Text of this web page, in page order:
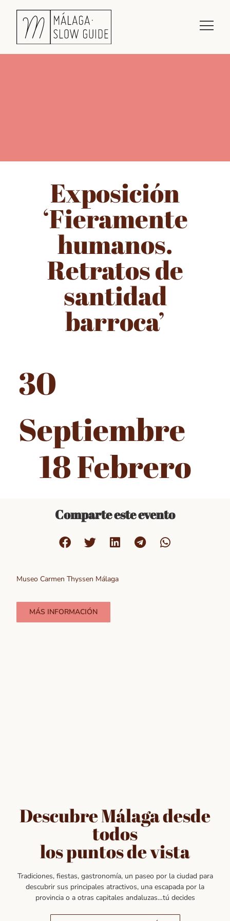
Exposición
‘Fieramente
humanos.
Retratos de
santidad
barroca’
30
Septiembre
18 Febrero
Comparte este evento
Museo Carmen Thyssen Málaga
MÁS INFORMACIÓN
Descubre Málaga desde
todos
los puntos de vista
Tradiciones, fiestas, gastronomía, un paseo por la ciudad para
descubrir sus principales atractivos, una escapada por la
provincia o a otras capitales andaluzas…tú decides